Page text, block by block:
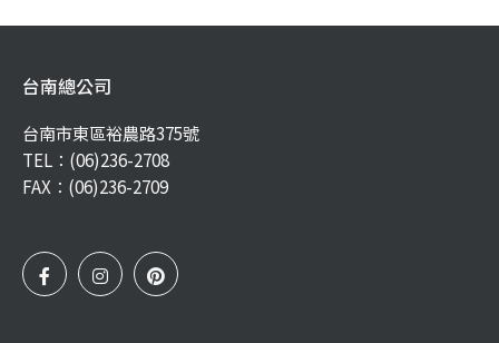
台南總公司
台南市東區裕農路375號
TEL： (06)236-2708
FAX：(06)236-2709